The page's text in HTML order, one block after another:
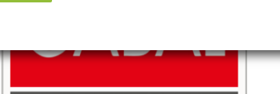
Session HTTP